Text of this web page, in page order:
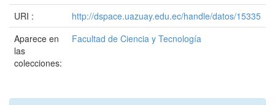
URI :
http://dspace.uazuay.edu.ec/handle/datos/15335
Aparece en
las
colecciones:
Facultad de Ciencia y Tecnología